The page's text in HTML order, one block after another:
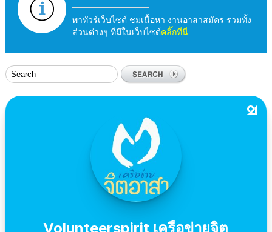
พาทัวร์เว็บไซต์ ชมเนื้อหา งานอาสาสมัคร รวมทั้ง
ส่วนต่างๆ ที่มีในเว็บไซต์คลิ๊กที่นี่